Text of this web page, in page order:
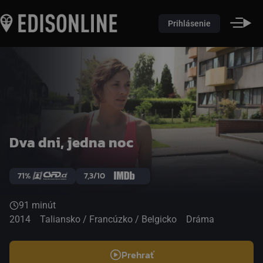
Prihlásenie
Dva dni, jedna noc
71% 7,3/10
91 minút
2014
Taliansko / Francúzko / Belgicko Dráma
Prehrať